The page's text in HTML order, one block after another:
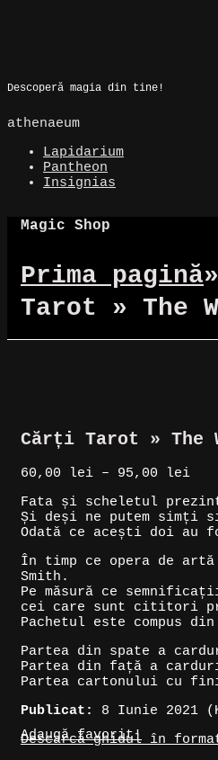
Descoperă magia din tine!
athenaeum
Lapidarium
Pantheon
Insignias
Magic Shop
Prima pagină»
Tarot » The
Cărți Tarot » The
60,00 lei – 95,00 lei
Fata și scheletul
Și deși ne putem simți
Odată ce acești doi au
În timp ce opera de
Smith.
Pe măsură ce
cei care sunt cititori
Pachetul este compus
Partea din spate a
Partea din față a
Partea cartonului cu
Publicat:
8 Iunie 2021
Descarcă ghidul în
Adaugă favorit!